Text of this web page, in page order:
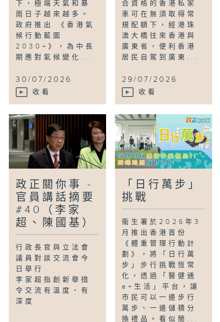
下，極端天氣和暴
雨日子越來越多。
政府推出 《香港氣
候行動藍圖
2030+》，為中長
期應對氣候變化...
30/07/2026
收看
合資格的香港私家
車可在無須取得常
規配額下，經港珠
澳大橋往來香港與
廣東省，便利香港
居民自駕到廣東...
29/07/2026
收看
政正關你事 -
官員講話摘要
#40（李家
超、陳國基）
行政長官與立法會
議員對談交流會今
日舉行
李家超指創新舉措
令交流有溫度、有
深度
「日行萬步」
挑戰
衞生署於2026年3
月推出香港首份
《體重管理行動計
劃》，將「日行萬
步」步行挑戰恆常
化，透過「醫健通
e+生活」平台，讓
市民可以一邊步行
萬步、一邊儲積分
換禮品。看似簡...